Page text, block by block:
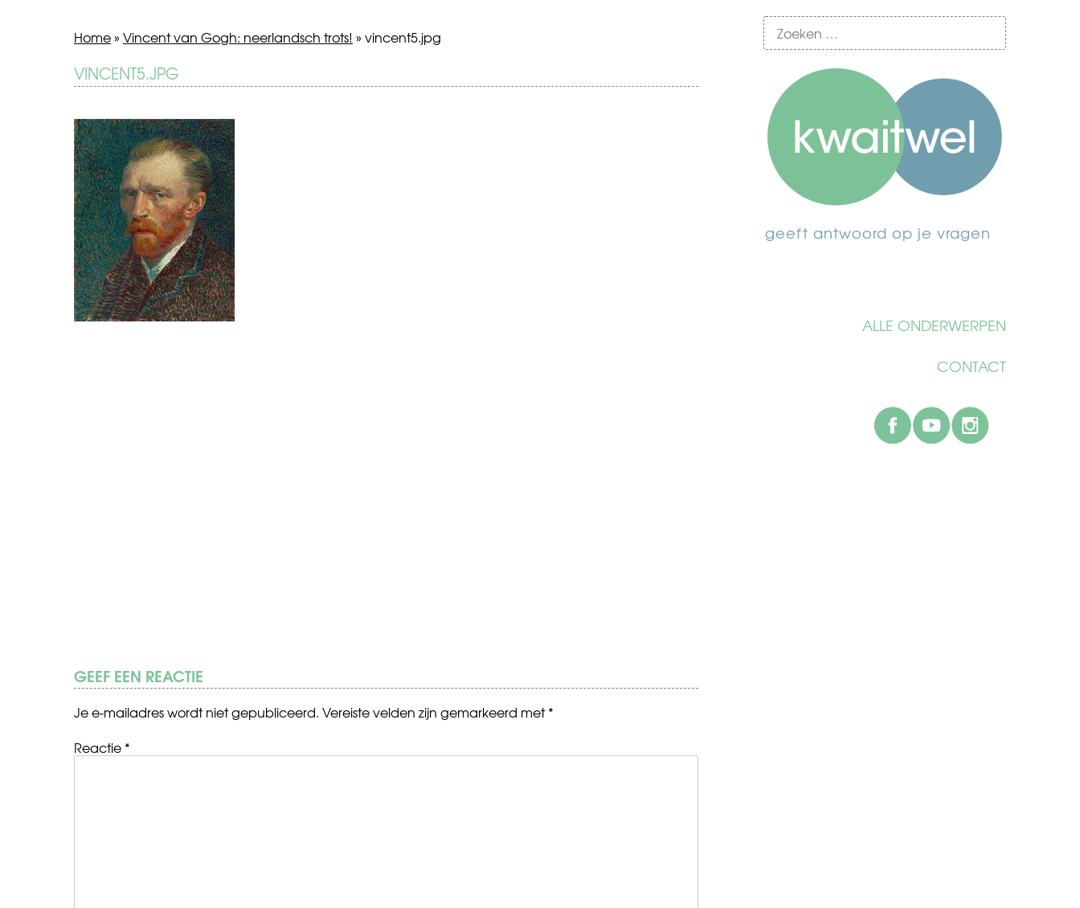
geeft antwoord op je vragen
ALLE ONDERWERPEN
CONTACT
facebook
Home» Vincent van Gogh: neerlandsch trots! » vincent5.jpg
VINCENT5.JPG
BERICHT
NAVIGATIE
Vincent
van
neerlandsch
trots!
GEEF EEN REACTIE
Je e-mailadres wordt niet gepubliceerd. Vereiste velden zijn gemarkeerd met*
Reactie *